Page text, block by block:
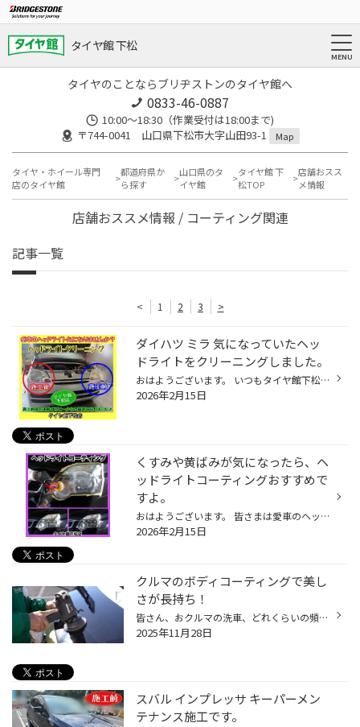
タイヤ館 下松
タイヤのことならブリヂストンのタイヤ館へ
0833-46-0887
10:00～18:30（作業受付は18:00まで)
〒744-0041 山口県下松市大字山田93-1
Map
タイヤ・ホイール専門
店のタイヤ館
都道府県か
ら探す
山口県のタ
イヤ館
タイヤ館 下
松TOP
店舗おスス
メ情報
店舗おススメ情報 / コーティング関連
記事一覧
< 1 2 3 >
ダイハツ ミラ 気になっていたヘッ
ドライトをクリーニングしました。
おはようございます。 いつもタイヤ館下松店のWEBをご覧頂き…ありがとうございます(^O^)タイヤ館下松店の越智です。 皆さまに…少しでも有益な情報や役立つ情報を発信出来るように日々更新していきたいと思います。 ダイハツ ミラ 気になっていたヘッドライトをクリーニングしました。 施工前後を比...
2026年2月15日
くすみや黄ばみが気になったら、ヘ
ッドライトコーティングおすすめで
すよ。
おはようございます。 皆さまは愛車のヘッドライトの状態って気になりませんか？ くすみや黄ばみが気になったら、ヘッドライトコーティングおすすめですよ。 補足:簡易的なヘッドライトコーティング施工になります。 近年のクルマのヘッドライトレンズはガラスではなく、ほとんどポリカーボネイトと...
2026年2月15日
クルマのボディコーティングで美し
さが長持ち！
皆さん、おクルマの洗車、どれくらいの頻度でされてますか？ お忙しい毎日の中で、ずっとキレイに保つのは至難の業ではないでしょうか？ それでも、なるべくクルマはキレイに保ちたいというお客様にオススメなサービス 今回は、おクルマの「ボディコーティング」のご紹介です。 ボディコーティング...
2025年11月28日
スバル インプレッサ キーパーメン
テナンス施工です。